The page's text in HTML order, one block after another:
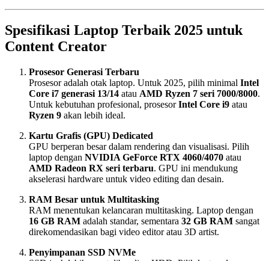
Spesifikasi Laptop Terbaik 2025 untuk
Content Creator
Prosesor Generasi Terbaru
Prosesor adalah otak laptop. Untuk 2025, pilih minimal Intel
Core i7 generasi 13/14 atau AMD Ryzen 7 seri 7000/8000.
Untuk kebutuhan profesional, prosesorIntel Core i9 atau
Ryzen 9 akan lebih ideal.
Kartu Grafis (GPU) Dedicated
GPU berperan besar dalam rendering dan visualisasi. Pilih
laptop dengan NVIDIA GeForce RTX 4060/4070 atau
AMD Radeon RX seri terbaru. GPU ini mendukung
akselerasi hardware untuk video editing dan desain.
RAM Besar untuk Multitasking
RAM menentukan kelancaran multitasking. Laptop dengan
16 GB RAM adalah standar, sementara 32 GB RAM sangat
direkomendasikan bagi video editor atau 3D artist.
Penyimpanan SSD NVMe